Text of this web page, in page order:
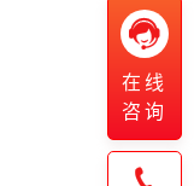

在线
咨询
